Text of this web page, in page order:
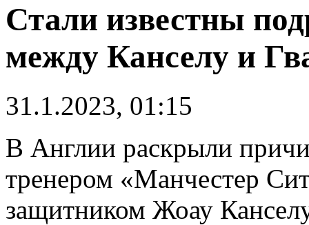
Стали известны
между Канселу и
31.1.2023, 01:15
В Англии раскрыли
тренером «Манчестер
защитником Жоау